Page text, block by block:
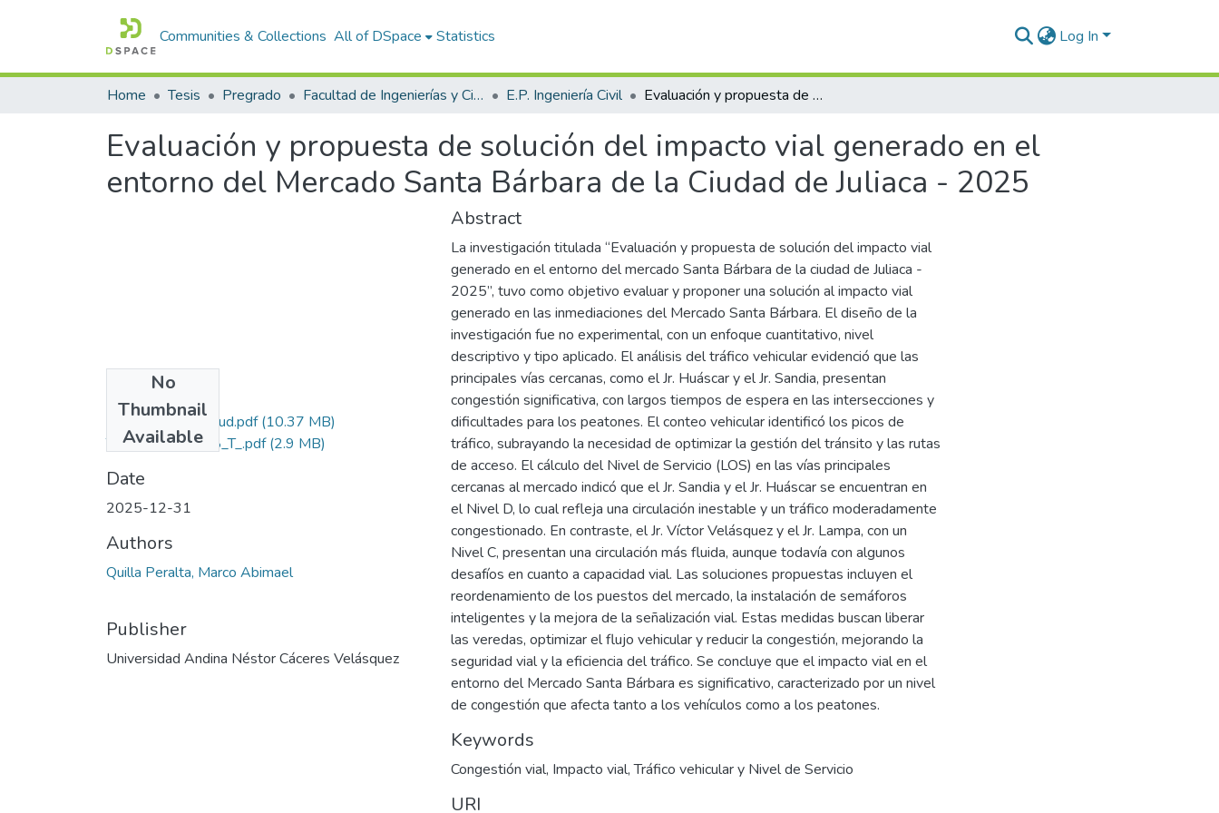
Communities & Collections All of DSpace Statistics Log In
Home Tesis Pregrado Facultad de Ingenierías y Ciencias Puras E.P. Ingeniería Civil Evaluación y propuesta de solución del impacto vial generado en el entorno del Mercado Santa Bárbara de la Ciudad de Juliaca - 2025
Evaluación y propuesta de solución del impacto vial generado en el
entorno del Mercado Santa Bárbara de la Ciudad de Juliaca - 2025
No
Thumbnail
Available
Grado de Simiitud.pdf(10.37 MB)
T036_46762728_T_.pdf(2.9 MB)
Date
2025-12-31
Authors
Quilla Peralta, Marco Abimael
Publisher
Universidad Andina Néstor Cáceres Velásquez
Abstract
La investigación titulada “Evaluación y propuesta de solución del impacto vial
generado en el entorno del mercado Santa Bárbara de la ciudad de Juliaca -
2025”, tuvo como objetivo evaluar y proponer una solución al impacto vial
generado en las inmediaciones del Mercado Santa Bárbara. El diseño de la
investigación fue no experimental, con un enfoque cuantitativo, nivel
descriptivo y tipo aplicado. El análisis del tráfico vehicular evidenció que las
principales vías cercanas, como el Jr. Huáscar y el Jr. Sandia, presentan
congestión significativa, con largos tiempos de espera en las intersecciones y
dificultades para los peatones. El conteo vehicular identificó los picos de
tráfico, subrayando la necesidad de optimizar la gestión del tránsito y las rutas
de acceso. El cálculo del Nivel de Servicio (LOS) en las vías principales
cercanas al mercado indicó que el Jr. Sandia y el Jr. Huáscar se encuentran en
el Nivel D, lo cual refleja una circulación inestable y un tráfico moderadamente
congestionado. En contraste, el Jr. Víctor Velásquez y el Jr. Lampa, con un
Nivel C, presentan una circulación más fluida, aunque todavía con algunos
desafíos en cuanto a capacidad vial. Las soluciones propuestas incluyen el
reordenamiento de los puestos del mercado, la instalación de semáforos
inteligentes y la mejora de la señalización vial. Estas medidas buscan liberar
las veredas, optimizar el flujo vehicular y reducir la congestión, mejorando la
seguridad vial y la eficiencia del tráfico. Se concluye que el impacto vial en el
entorno del Mercado Santa Bárbara es significativo, caracterizado por un nivel
de congestión que afecta tanto a los vehículos como a los peatones.
Keywords
Congestión vial, Impacto vial,Tráfico vehicular y Nivel de Servicio
URI